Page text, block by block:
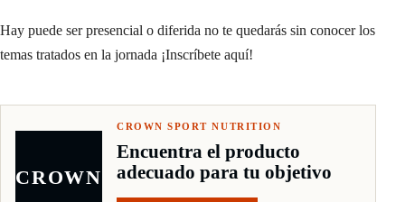
Hay puede ser presencial o diferida no te quedarás sin conocer los
temas tratados en la jornada ¡Inscríbete aquí!
CROWN
CROWN SPORT NUTRITION
Encuentra el producto
adecuado para tu objetivo